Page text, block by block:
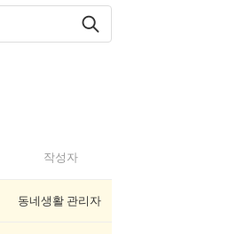
작성자
동네생활 관리자